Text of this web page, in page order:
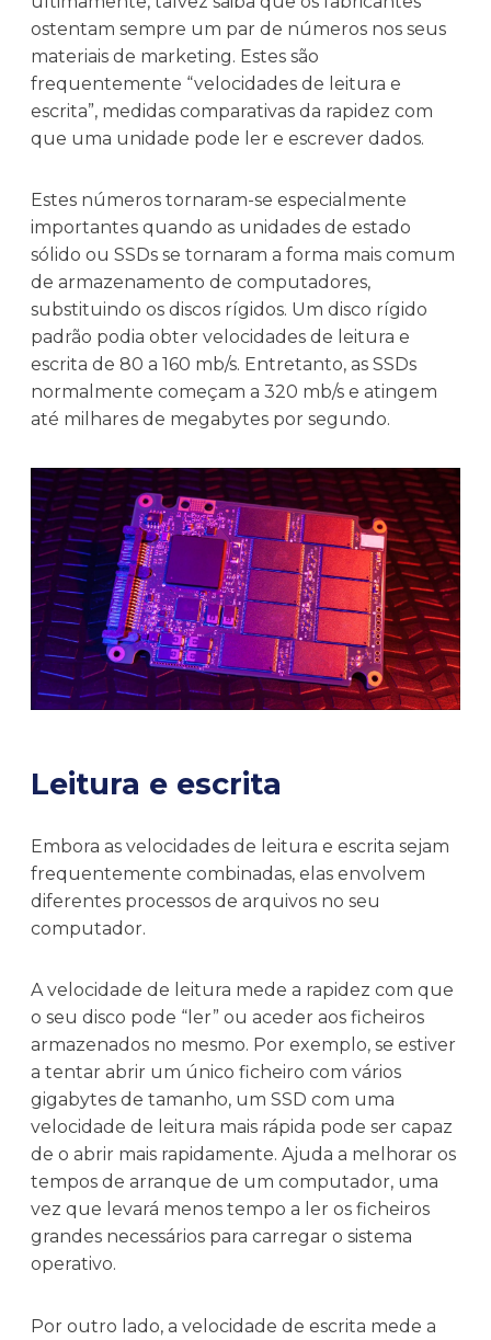
ostentam sempre um par de números nos seus
materiais de marketing. Estes são
frequentemente “velocidades de leitura e
escrita”, medidas comparativas da rapidez com
que uma unidade pode ler e escrever dados.
Estes números tornaram-se especialmente
importantes quando as unidades de estado
sólido ou SSDs se tornaram a forma mais comum
de armazenamento de computadores,
substituindo os discos rígidos. Um disco rígido
padrão podia obter velocidades de leitura e
escrita de 80 a 160 mb/s. Entretanto, as SSDs
normalmente começam a 320 mb/s e atingem
até milhares de megabytes por segundo.
Leitura e escrita
Embora as velocidades de leitura e escrita sejam
frequentemente combinadas, elas envolvem
diferentes processos de arquivos no seu
computador.
A velocidade de leitura mede a rapidez com que
o seu disco pode “ler” ou aceder aos ficheiros
armazenados no mesmo. Por exemplo, se estiver
a tentar abrir um único ficheiro com vários
gigabytes de tamanho, um SSD com uma
velocidade de leitura mais rápida pode ser capaz
de o abrir mais rapidamente. Ajuda a melhorar os
tempos de arranque de um computador, uma
vez que levará menos tempo a ler os ficheiros
grandes necessários para carregar o sistema
operativo.
Por outro lado, a velocidade de escrita mede a